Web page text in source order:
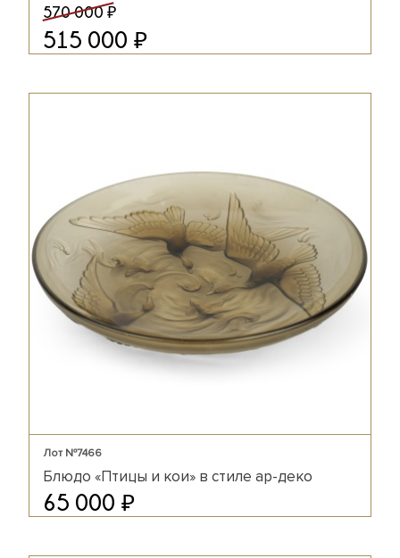
570 000 ₽
515 000 ₽
Лот №7466
Блюдо «Птицы и кои» в стиле ар-деко
65 000 ₽